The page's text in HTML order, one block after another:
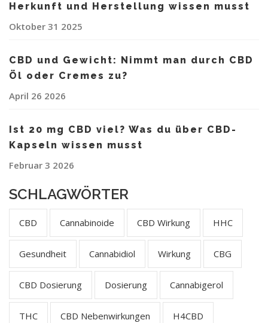
Herkunft und Herstellung wissen musst
Oktober 31 2025
CBD und Gewicht: Nimmt man durch CBD
Öl oder Cremes zu?
April 26 2026
Ist 20 mg CBD viel? Was du über CBD-
Kapseln wissen musst
Februar 3 2026
SCHLAGWÖRTER
CBD Cannabinoide CBD Wirkung HHC
Gesundheit Cannabidiol Wirkung CBG
CBD Dosierung Dosierung Cannabigerol
THC CBD Nebenwirkungen H4CBD